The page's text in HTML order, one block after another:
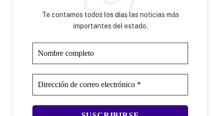
Te contamos todos los días las noticias más
importantes del estado.